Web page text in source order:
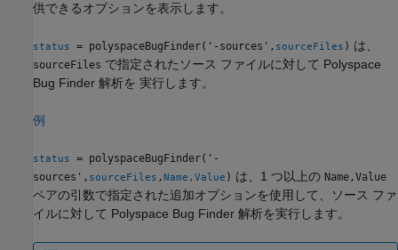
供できるオプションを表示します。
status = polyspaceBugFinder('-sources', sourceFiles ) は、
sourceFiles で指定されたソース ファイルに対して Polyspace
Bug Finder 解析を 実行します。
例
status
= polyspaceBugFinder('-
sources', sourceFiles , Name,Value ) は、1 つ以上の Name,Value
ペアの引数で指定された追加オプションを使用して、ソース ファ
イルに対して Polyspace Bug Finder 解析を実行します。